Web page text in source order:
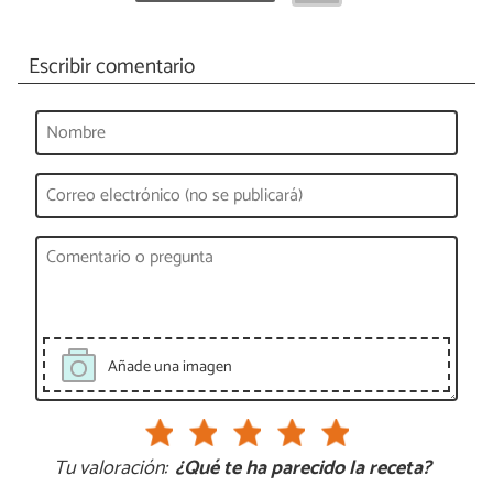
Escribir comentario
Añade una imagen
Tu valoración: ¿Qué te ha parecido la receta?